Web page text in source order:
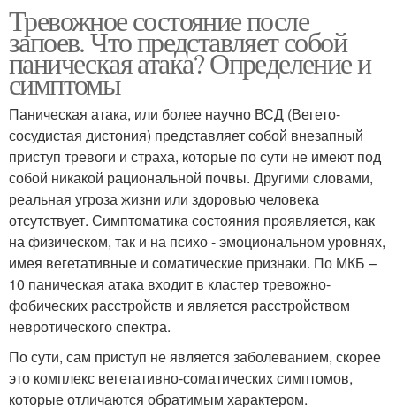
Тревожное состояние после
запоев. Что представляет собой
паническая атака? Определение и
симптомы
Паническая атака, или более научно ВСД (Вегето-
сосудистая дистония) представляет собой внезапный
приступ тревоги и страха, которые по сути не имеют под
собой никакой рациональной почвы. Другими словами,
реальная угроза жизни или здоровью человека
отсутствует. Симптоматика состояния проявляется, как
на физическом, так и на психо - эмоциональном уровнях,
имея вегетативные и соматические признаки. По МКБ –
10 паническая атака входит в кластер тревожно-
фобических расстройств и является расстройством
невротического спектра.
По сути, сам приступ не является заболеванием, скорее
это комплекс вегетативно-соматических симптомов,
которые отличаются обратимым характером.